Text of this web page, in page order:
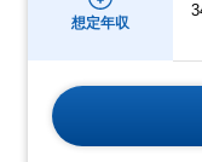
想定年収